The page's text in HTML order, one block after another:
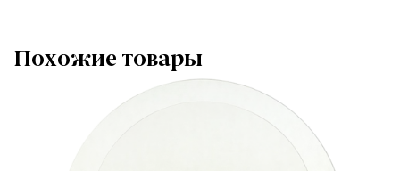
Похожие товары